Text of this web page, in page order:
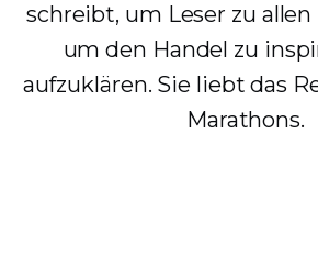
schreibt, um Leser zu
um den Handel zu
aufzuklären. Sie liebt das
Marathons.